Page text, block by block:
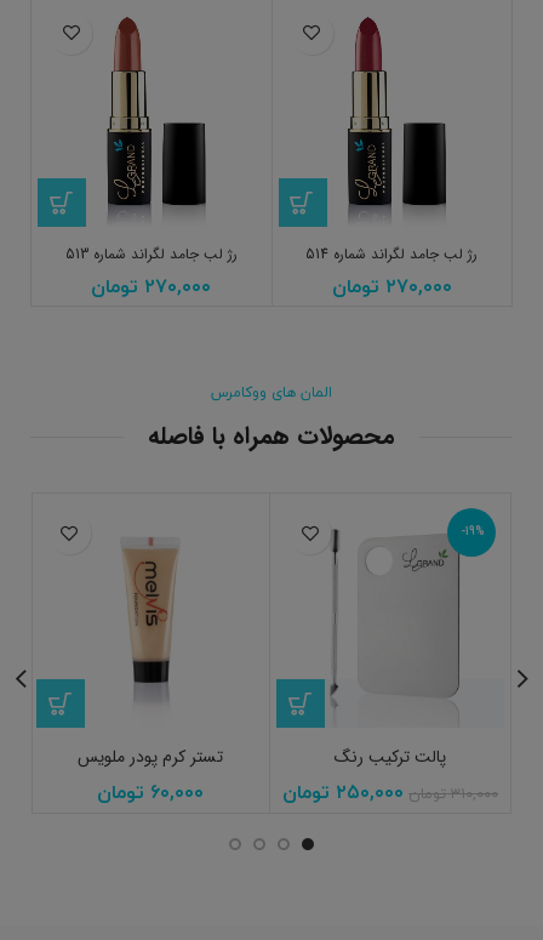
رژ لب جامد لگراند شماره 514
۲۷۰,۰۰۰ تومان
رژ لب جامد لگراند شماره 513
۲۷۰,۰۰۰ تومان
المان های ووکامرس
محصولات همراه با فاصله
-19%
پالت ترکیب رنگ
۳۱۰,۰۰۰ تومان ۲۵۰,۰۰۰ تومان
تستر کرم پودر ملویس
۶۰,۰۰۰ تومان